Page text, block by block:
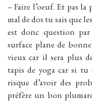
– Faire l’oeuf. Et pas
mal de dos tu sais que
est donc question
surface plane de
vieux car il sera plus
tapis de yoga car si
risque d’avoir des
préfère un bon